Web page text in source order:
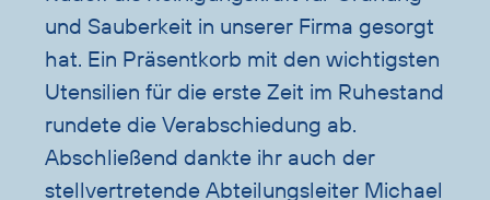
und Sauberkeit in unserer Firma gesorgt
hat. Ein Präsentkorb mit den wichtigsten
Utensilien für die erste Zeit im Ruhestand
rundete die Verabschiedung ab.
Abschließend dankte ihr auch der
stellvertretende Abteilungsleiter Michael